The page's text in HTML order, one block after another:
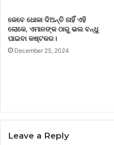
କେବେ ଧୋକା ଦିଅନ୍ତି ନାହିଁ ଏହି
ଲୋକେ, ଏମାନଙ୍କ ଠାରୁ ଭଲ ବନ୍ଧୁ
ପାଇବା କଷ୍ଟକର।
December 25, 2024
Leave a Reply